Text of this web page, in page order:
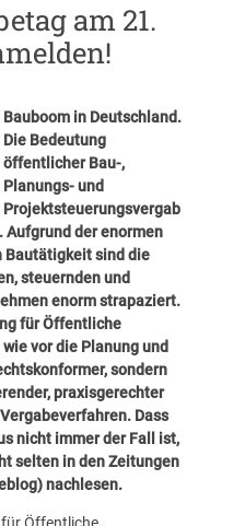
am 21.
Bauboom in Deutschland.
Die Bedeutung
öffentlicher Bau-,
Planungs- und
Projektsteuerungsvergab
der enormen
sind die
steuernden und
enorm strapaziert.
für Öffentliche
vor die Planung und
sondern
praxisgerechter
Dass
nicht immer der Fall ist,
selten in den Zeitungen
) nachlesen.